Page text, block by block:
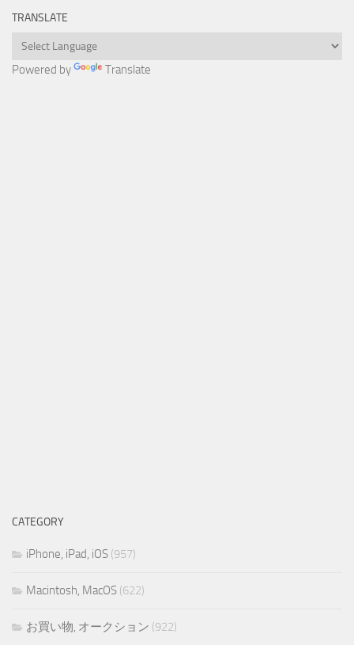
TRANSLATE
Powered by Translate
CATEGORY
iPhone, iPad, iOS (957)
Macintosh, MacOS (622)
お買い物, オークション (922)